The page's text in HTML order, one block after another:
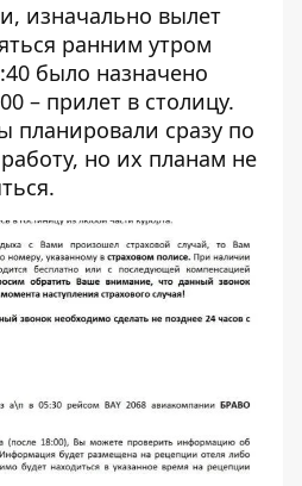
изначально вылет
ранним утром
было назначено
– прилет в столицу.
планировали сразу по
но их планам не